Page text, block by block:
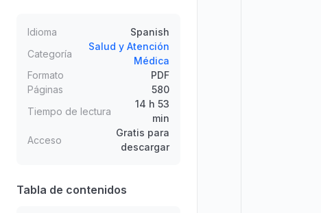
infografías. También incorpora
detalles de catalogación
internacional, ISBN, depósito legal y
referencia a la producción editorial
de Fundación BBVA.
Idioma
Spanish
Categoría
Salud y Atención
Médica
Formato
PDF
Páginas
580
Tiempo de lectura
14 h 53
min
Acceso
Gratis para
descargar
Tabla de contenidos